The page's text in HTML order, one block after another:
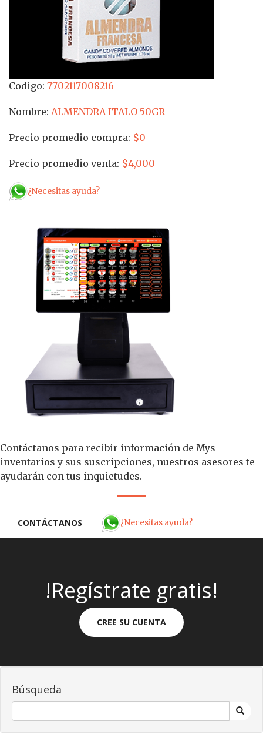
Codigo: 7702117008216
Nombre: ALMENDRA ITALO 50GR
Precio promedio compra: $0
Precio promedio venta: $4,000
¿Necesitas ayuda?
Contáctanos para recibir información de Mys
inventarios y sus suscripciones, nuestros asesores te
ayudarán con tus inquietudes.
CONTÁCTANOS ¿Necesitas ayuda?
!Regístrate gratis!
CREE SU CUENTA
Búsqueda